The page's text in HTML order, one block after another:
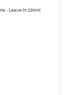
- Leave-In 200ml